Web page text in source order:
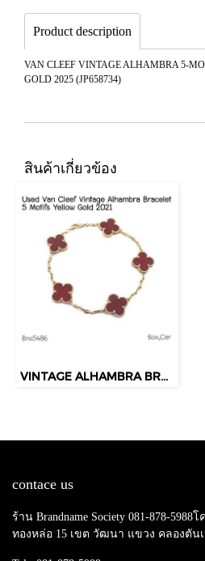
Product description
VAN CLEEF VINTAGE ALHAMBRA 5-
GOLD 2025 (JP658734)
สินค้าเกี่ยวข้อง
VINTAGE ALHAMBRA BRACELET 5 MOTIFS 2021
contace us
ร้าน Brandname Society 081-878-5988
ทองหล่อ 15 เขต วัฒนา แขวง คลองตันเ